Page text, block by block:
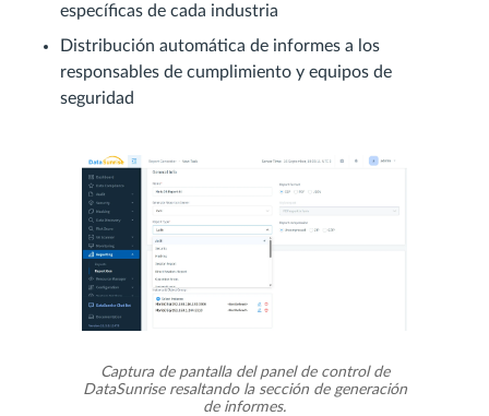
específicas de cada industria
Distribución automática de informes a los
responsables de cumplimiento y equipos de
seguridad
Captura de pantalla del panel de control de
DataSunrise resaltando la sección de generación
de informes.